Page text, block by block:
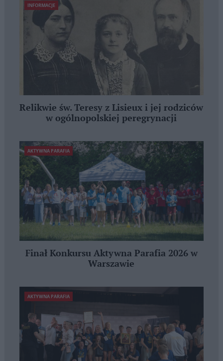
INFORMACJE
Relikwie św. Teresy z Lisieux i jej rodziców
w ogólnopolskiej peregrynacji
AKTYWNA PARAFIA
Finał Konkursu Aktywna Parafia 2026 w
Warszawie
AKTYWNA PARAFIA